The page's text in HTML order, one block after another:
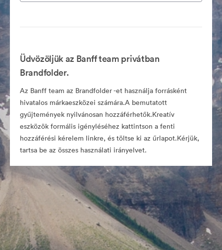
Üdvözöljük az Banff team privátban
Brandfolder.
Az Banff team az Brandfolder -et használja forrásként
hivatalos márkaeszközei számára.A bemutatott
gyűjtemények nyilvánosan hozzáférhetők.Kreatív
eszközök formális igényléséhez kattintson a fenti
hozzáférési kérelem linkre, és töltse ki az űrlapot.Kérjük,
tartsa be az összes használati irányelvet.